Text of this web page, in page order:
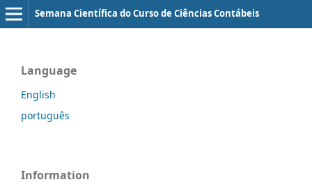
Semana Científica do Curso de Ciências Contábeis
Language
English
português
Information